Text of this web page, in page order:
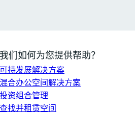
我们如何为您提供帮助？
可持发展解决方案
混合办公空间解决方案
投资组合管理
查找并租赁空间